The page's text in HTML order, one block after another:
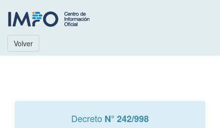
Volver
Decreto N° 242/998